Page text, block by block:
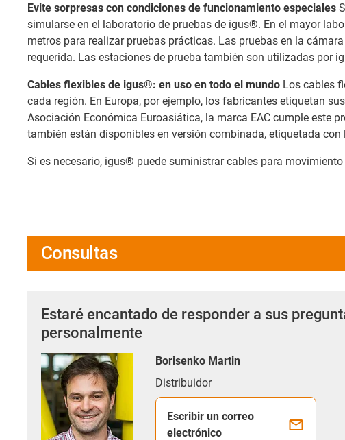
Evite sorpresas con condiciones de funcionamiento especiales
simularse en el laboratorio de pruebas de igus®. En el mayor
metros para realizar pruebas prácticas. Las pruebas en la
requerida. Las estaciones de prueba también son utilizadas por
Cables flexibles de igus®: en uso en todo el mundo Los cables
cada región. En Europa, por ejemplo, los fabricantes etiquetan
Asociación Económica Euroasiática, la marca EAC cumple este
también están disponibles en versión combinada, etiquetada con
Si es necesario, igus® puede suministrar cables para
Consultas
Estaré encantado de responder a sus
personalmente
Borisenko Martin
Distribuidor
Escribir un correo
electrónico